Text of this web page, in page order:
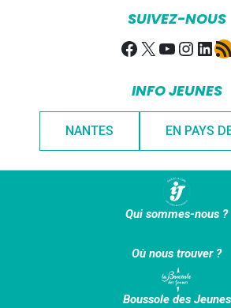
SUIVEZ-NOUS
Facebook
X YouTube
Flux
INFO JEUNES
NANTES EN PAYS
Qui sommes-nous ?
Où nous trouver ?
Boussole des Jeunes